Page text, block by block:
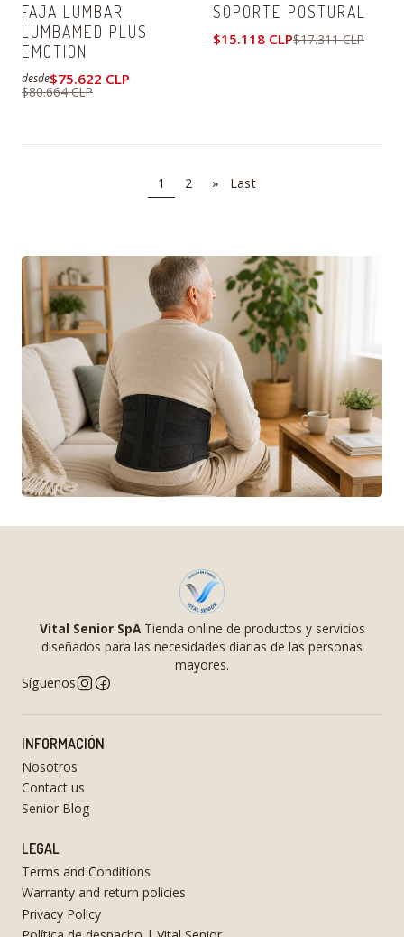
FAJA LUMBAR
LUMBAMED PLUS
EMOTION
desde$75.622 CLP
$80.664 CLP
SOPORTE POSTURAL
$15.118 CLP$17.311 CLP
1 2 » Last
Vital Senior SpATienda online de productos y servicios
diseñados para las necesidades diarias de las personas
mayores.
Síguenos
INFORMACIÓN
Nosotros
Contact us
Senior Blog
LEGAL
Terms and Conditions
Warranty and return policies
Privacy Policy